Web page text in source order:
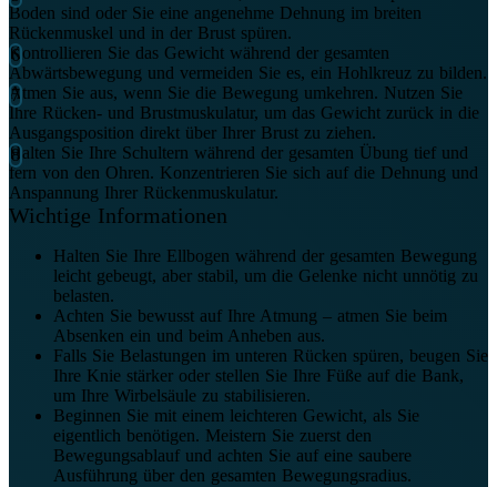
Boden sind oder Sie eine angenehme Dehnung im breiten
Rückenmuskel und in der Brust spüren.
Kontrollieren Sie das Gewicht während der gesamten
Abwärtsbewegung und vermeiden Sie es, ein Hohlkreuz zu bilden.
Atmen Sie aus, wenn Sie die Bewegung umkehren. Nutzen Sie
Ihre Rücken- und Brustmuskulatur, um das Gewicht zurück in die
Ausgangsposition direkt über Ihrer Brust zu ziehen.
Halten Sie Ihre Schultern während der gesamten Übung tief und
fern von den Ohren. Konzentrieren Sie sich auf die Dehnung und
Anspannung Ihrer Rückenmuskulatur.
Wichtige Informationen
Halten Sie Ihre Ellbogen während der gesamten Bewegung
leicht gebeugt, aber stabil, um die Gelenke nicht unnötig zu
belasten.
Achten Sie bewusst auf Ihre Atmung – atmen Sie beim
Absenken ein und beim Anheben aus.
Falls Sie Belastungen im unteren Rücken spüren, beugen Sie
Ihre Knie stärker oder stellen Sie Ihre Füße auf die Bank,
um Ihre Wirbelsäule zu stabilisieren.
Beginnen Sie mit einem leichteren Gewicht, als Sie
eigentlich benötigen. Meistern Sie zuerst den
Bewegungsablauf und achten Sie auf eine saubere
Ausführung über den gesamten Bewegungsradius.